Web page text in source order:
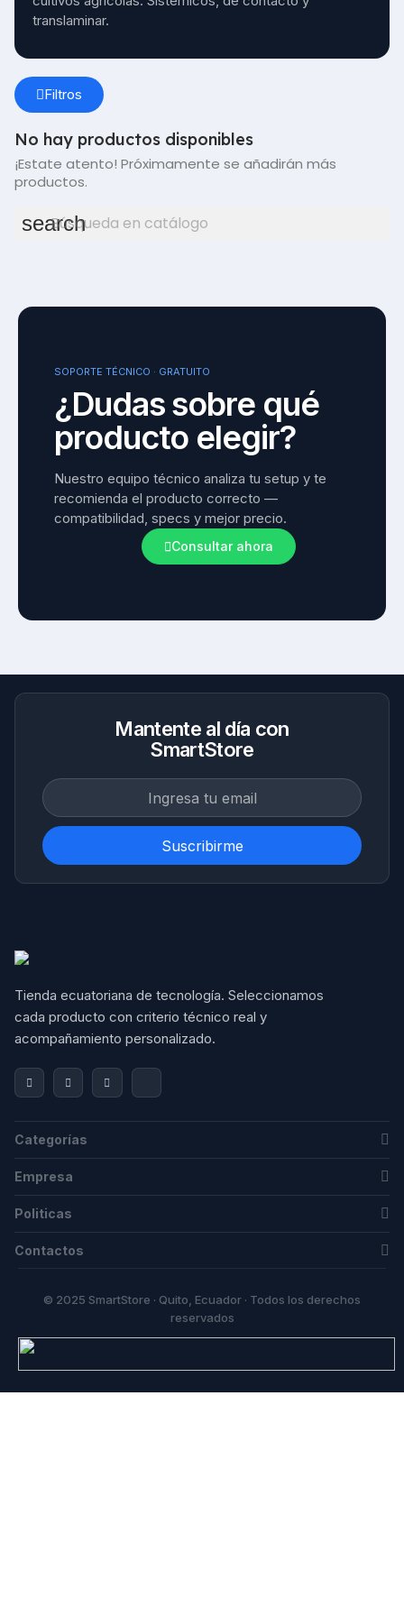
translaminar.
Filtros
No hay productos disponibles
¡Estate atento! Próximamente se añadirán más
productos.
search
SOPORTE TÉCNICO · GRATUITO
¿Dudas sobre qué
producto elegir?
Nuestro equipo técnico analiza tu setup y te
recomienda el producto correcto —
compatibilidad, specs y mejor precio.
Consultar ahora
Mantente al día con
SmartStore
Suscribirme
Tienda ecuatoriana de tecnología. Seleccionamos
cada producto con criterio técnico real y
acompañamiento personalizado.
Categorías
Empresa
Politicas
Contactos
© 2025 SmartStore · Quito, Ecuador · Todos los derechos
reservados